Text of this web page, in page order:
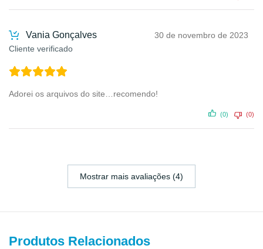
Vania Gonçalves
Cliente verificado
30 de novembro de 2023
Adorei os arquivos do site…recomendo!
(0) (0)
Mostrar mais avaliações (4)
Produtos Relacionados